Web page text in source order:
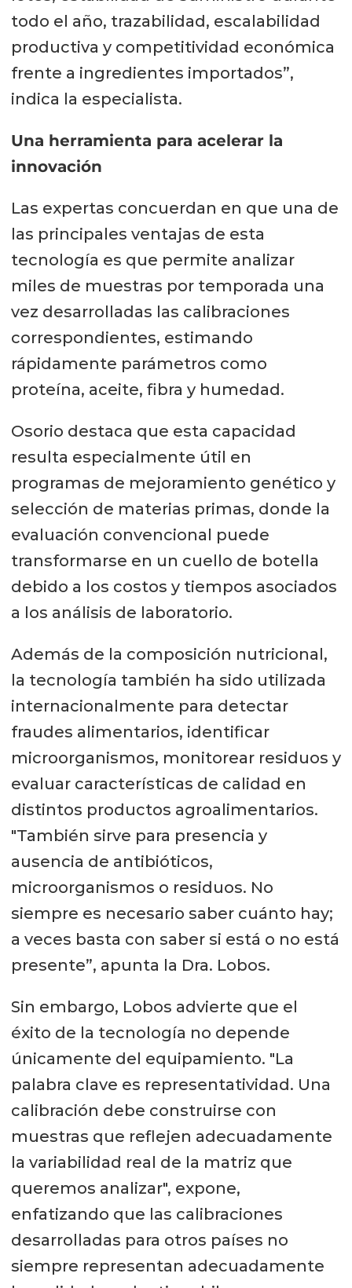
todo el año, trazabilidad, escalabilidad
productiva y competitividad económica
frente a ingredientes importados”,
indica la especialista.
Una herramienta para acelerar la
innovación
Las expertas concuerdan en que una de
las principales ventajas de esta
tecnología es que permite analizar
miles de muestras por temporada una
vez desarrolladas las calibraciones
correspondientes, estimando
rápidamente parámetros como
proteína, aceite, fibra y humedad.
Osorio destaca que esta capacidad
resulta especialmente útil en
programas de mejoramiento genético y
selección de materias primas, donde la
evaluación convencional puede
transformarse en un cuello de botella
debido a los costos y tiempos asociados
a los análisis de laboratorio.
Además de la composición nutricional,
la tecnología también ha sido utilizada
internacionalmente para detectar
fraudes alimentarios, identificar
microorganismos, monitorear residuos y
evaluar características de calidad en
distintos productos agroalimentarios.
"También sirve para presencia y
ausencia de antibióticos,
microorganismos o residuos. No
siempre es necesario saber cuánto hay;
a veces basta con saber si está o no está
presente”, apunta la Dra. Lobos.
Sin embargo, Lobos advierte que el
éxito de la tecnología no depende
únicamente del equipamiento. "La
palabra clave es representatividad. Una
calibración debe construirse con
muestras que reflejen adecuadamente
la variabilidad real de la matriz que
queremos analizar", expone,
enfatizando que las calibraciones
desarrolladas para otros países no
siempre representan adecuadamente